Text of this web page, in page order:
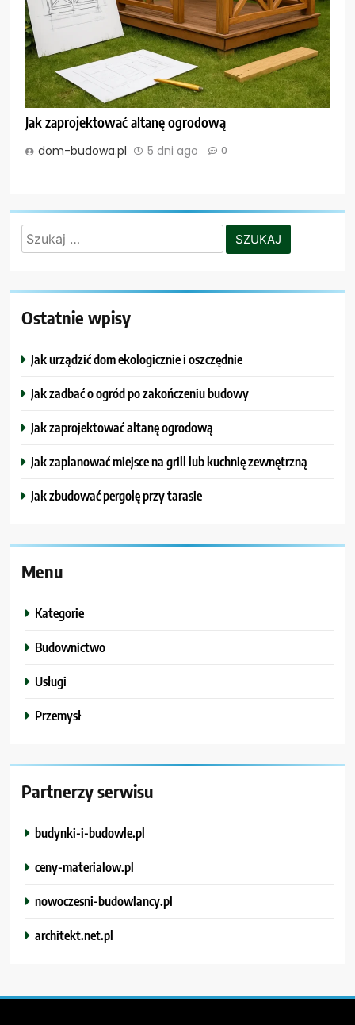
Jak zaprojektować altanę ogrodową
dom-budowa.pl 5 dni ago 0
Szukaj:
Ostatnie wpisy
Jak urządzić dom ekologicznie i oszczędnie
Jak zadbać o ogród po zakończeniu budowy
Jak zaprojektować altanę ogrodową
Jak zaplanować miejsce na grill lub kuchnię zewnętrzną
Jak zbudować pergolę przy tarasie
Menu
Kategorie
Budownictwo
Usługi
Przemysł
Partnerzy serwisu
budynki-i-budowle.pl
ceny-materialow.pl
nowoczesni-budowlancy.pl
architekt.net.pl